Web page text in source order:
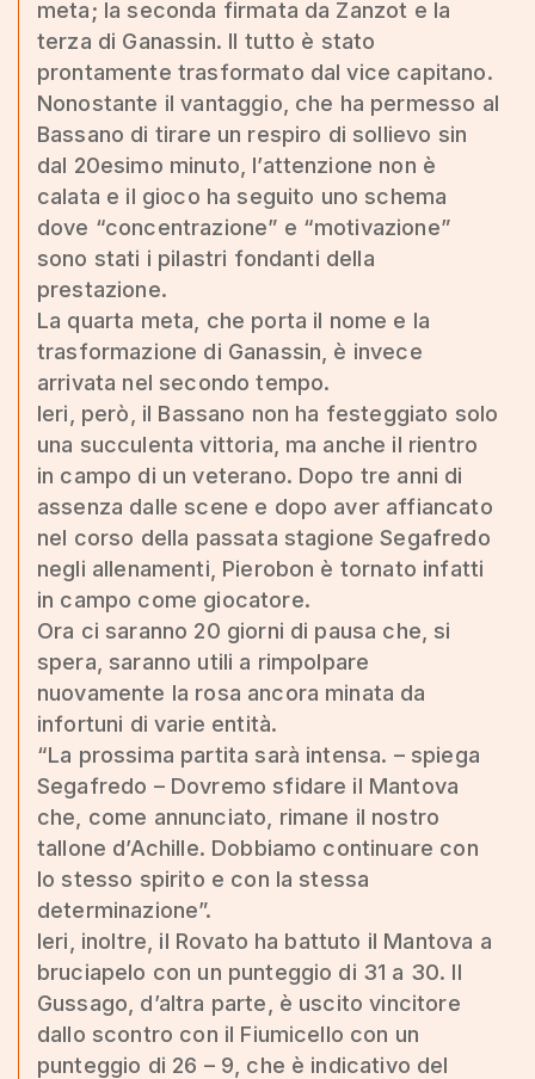
meta; la seconda firmata da Zanzot e la
terza di Ganassin. Il tutto è stato
prontamente trasformato dal vice capitano.
Nonostante il vantaggio, che ha permesso al
Bassano di tirare un respiro di sollievo sin
dal 20esimo minuto, l’attenzione non è
calata e il gioco ha seguito uno schema
dove “concentrazione” e “motivazione”
sono stati i pilastri fondanti della
prestazione.
La quarta meta, che porta il nome e la
trasformazione di Ganassin, è invece
arrivata nel secondo tempo.
Ieri, però, il Bassano non ha festeggiato solo
una succulenta vittoria, ma anche il rientro
in campo di un veterano. Dopo tre anni di
assenza dalle scene e dopo aver affiancato
nel corso della passata stagione Segafredo
negli allenamenti, Pierobon è tornato infatti
in campo come giocatore.
Ora ci saranno 20 giorni di pausa che, si
spera, saranno utili a rimpolpare
nuovamente la rosa ancora minata da
infortuni di varie entità.
“La prossima partita sarà intensa. – spiega
Segafredo – Dovremo sfidare il Mantova
che, come annunciato, rimane il nostro
tallone d’Achille. Dobbiamo continuare con
lo stesso spirito e con la stessa
determinazione”.
Ieri, inoltre, il Rovato ha battuto il Mantova a
bruciapelo con un punteggio di 31 a 30. Il
Gussago, d’altra parte, è uscito vincitore
dallo scontro con il Fiumicello con un
punteggio di 26 – 9, che è indicativo del